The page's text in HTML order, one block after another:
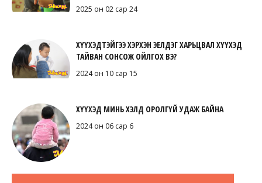
2025 он 02 сар 24
ХҮҮХЭДТЭЙГЭЭ ХЭРХЭН ЭЕЛДЭГ ХАРЬЦВАЛ ХҮҮХЭД
ТАЙВАН СОНСОЖ ОЙЛГОХ ВЭ?
2024 он 10 сар 15
ХҮҮХЭД МИНЬ ХЭЛД ОРОЛГҮЙ УДАЖ БАЙНА
2024 он 06 сар 6